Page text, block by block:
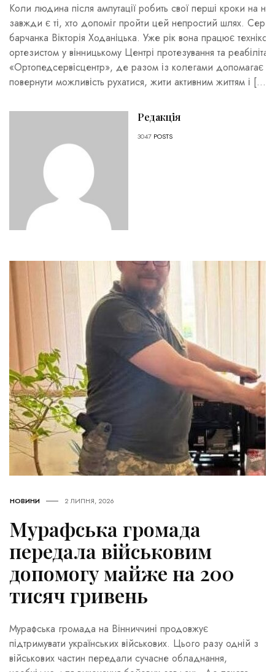
Коли людина після ампутації робить свої перші кроки на
завжди є ті, хто допоміг пройти цей непростий шлях.
барчанка Вікторія Ходаніцька. Уже рік вона працює
ортезистом у вінницькому Центрі протезування та
«Ортопедсервісцентр», де разом із колегами допомагає
повернути можливість рухатися, жити активним життям і […]
Редакція
3047 POSTS
НОВИНИ 2 ЛИПНЯ, 2026
Мурафська громада
передала військовим
допомогу майже на 200
тисяч гривень
Мурафська громада на Вінниччині продовжує
підтримувати українських військових. Цього разу одній з
військових частин передали сучасне обладнання,